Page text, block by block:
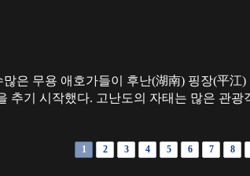
은 무용 애호가들이 후난(湖南) 핑장(平
추기 시작했다. 고난도의 자태는 많은 관광
1 2 3 4 5 6 7 8